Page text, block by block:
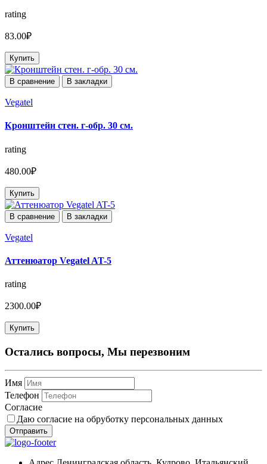
rating
83.00₽
Купить
В сравнение В закладки
Vegatel
Кронштейн стен. г-обр. 30 см.
rating
480.00₽
Купить
В сравнение В закладки
Vegatel
Аттенюатор Vegatel AT-5
rating
2300.00₽
Купить
Остались вопросы, Мы перезвоним
Имя
Телефон
Согласие
Даю согласие на обруботку персональных данных
Отправить